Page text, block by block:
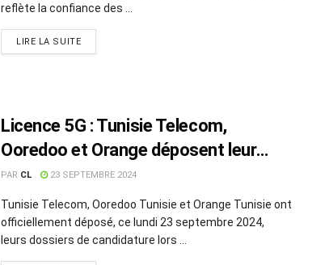
reflète la confiance des ...
LIRE LA SUITE
Licence 5G : Tunisie Telecom,
Ooredoo et Orange déposent leur
dossier
PAR CL 23 SEPTEMBRE 2024
Tunisie Telecom, Ooredoo Tunisie et Orange Tunisie ont
officiellement déposé, ce lundi 23 septembre 2024,
leurs dossiers de candidature lors ...